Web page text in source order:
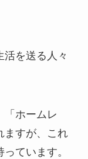
を送る人々
「ホームレ
ますが、これ
ています。